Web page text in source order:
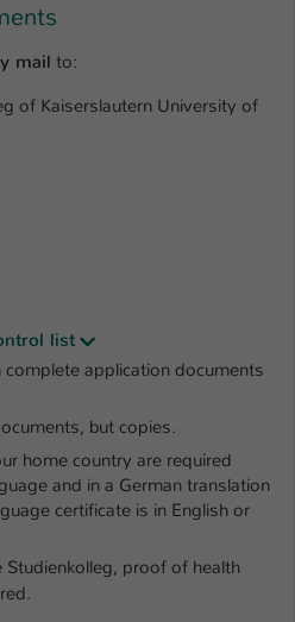
mail to:
of Kaiserslautern University of
list
application documents
but copies.
home country are required
and in a German translation
certificate is in English or
proof of health
geschützten Bereichen
ist und Rechte besitzt diese